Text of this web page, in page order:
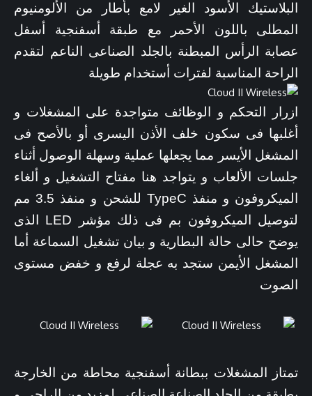
البلاستيك الأسود الغير لامع بأطار من الألومنيوم
المطلى باللون الأحمر مع طبقة أسفنجية أسفل
عصابة الرأس المبطنة بالجلد الصناعى الناعم لتقدم
الراحة المناسبة لفترات أستخدام طويلة
ازرار التحكم و الوظائف متواجدة على المشغلات و
أغلبها فى سكون خلف الأذن اليسرى أو بالأصح فى
المشغل الأيسر مما يجعلها عملية وسهلة الوصول أثناء
جلسات الألعاب و يتواجد هنا مفتاح التشغيل و ألغاء
الميكروفون و منفذ TypeC للشحن و منفذ 3.5 مم
لتوصيل الميكروفون بم فى ذلك مؤشر LED الذى
يوضح حالى حالة البطارية و بيان تشغيل السماعة أما
المشغل الأيمن ستجد به عجلة لرفع و خفض مستوى
الصوت
تمتاز المشغلات ببطانة أسفنجية محاطة من الخارجة